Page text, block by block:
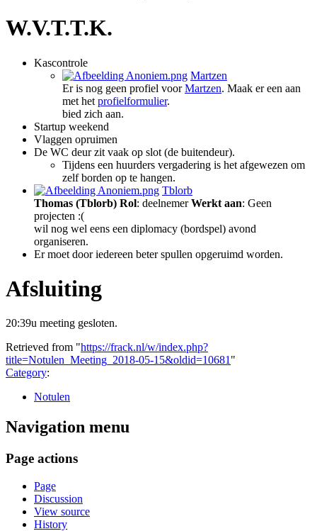
W.V.T.T.K.
Kascontrole
Martzen
Er is nog geen profiel voorMartzen. Maak er een aan
met het profielformulier.
bied zich aan.
Startup weekend
Vlaggen opruimen
De WC deur zit vaak op slot (de buitendeur).
Tijdens een huurders vergadering is het afgewezen om
zelf borden op te hangen.
Tblorb
Thomas (Tblorb) Rol: deelnemerWerkt aan: Geen
projecten :(
wil nog wel eens een diplomacy (bordspel) avond
organiseren.
Er moet door iedereen beter spullen opgeruimd worden.
Afsluiting
20:39u meeting gesloten.
Retrieved from "https://frack.nl/w/index.php?
title=Notulen_Meeting_2018-05-15&oldid=10681"
Category:
Notulen
Navigation menu
Page actions
Page
Discussion
View source
History